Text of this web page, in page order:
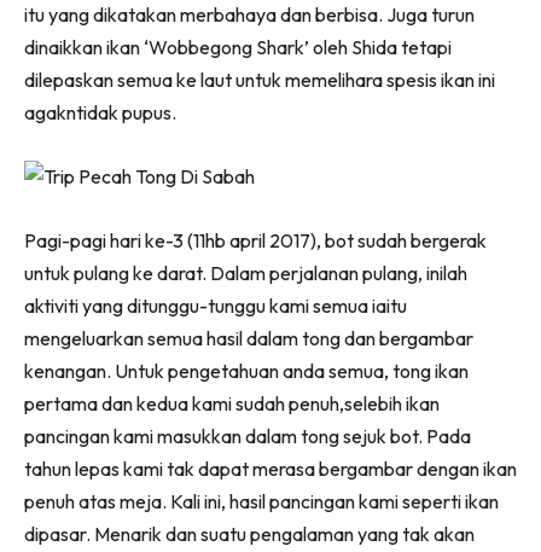
itu yang dikatakan merbahaya dan berbisa. Juga turun
dinaikkan ikan ‘Wobbegong Shark’ oleh Shida tetapi
dilepaskan semua ke laut untuk memelihara spesis ikan ini
agakntidak pupus.
Pagi-pagi hari ke-3 (11hb april 2017), bot sudah bergerak
untuk pulang ke darat. Dalam perjalanan pulang, inilah
aktiviti yang ditunggu-tunggu kami semua iaitu
mengeluarkan semua hasil dalam tong dan bergambar
kenangan. Untuk pengetahuan anda semua, tong ikan
pertama dan kedua kami sudah penuh,selebih ikan
pancingan kami masukkan dalam tong sejuk bot. Pada
tahun lepas kami tak dapat merasa bergambar dengan ikan
penuh atas meja. Kali ini, hasil pancingan kami seperti ikan
dipasar. Menarik dan suatu pengalaman yang tak akan